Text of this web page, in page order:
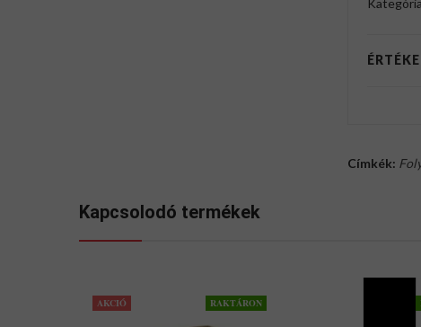
Kategória
Címkék:
Kapcsolodó termékek
AKCIÓ RAKTÁRON